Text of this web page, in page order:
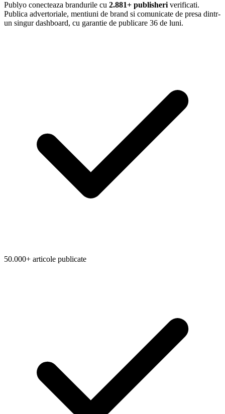
Publyo conecteaza brandurile cu 2.881+ publisheri verificati.
Publica advertoriale, mentiuni de brand si comunicate de presa dintr-
un singur dashboard, cu garantie de publicare 36 de luni.
50.000+ articole publicate